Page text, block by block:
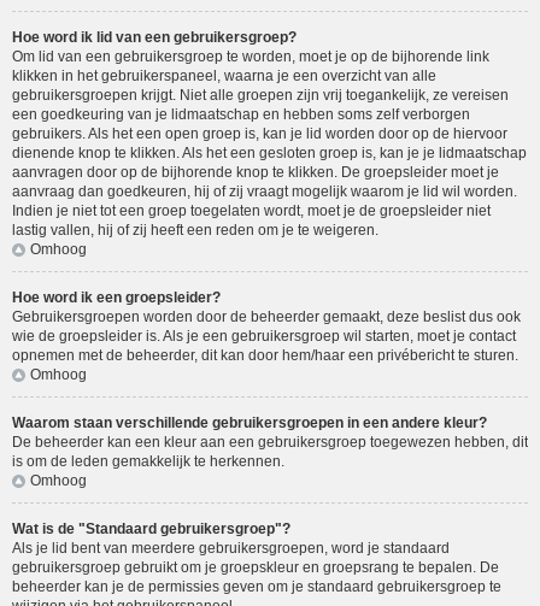
Hoe word ik lid van een gebruikersgroep?
Om lid van een gebruikersgroep te worden, moet je op de bijhorende link
klikken in het gebruikerspaneel, waarna je een overzicht van alle
gebruikersgroepen krijgt. Niet alle groepen zijn vrij toegankelijk, ze vereisen
een goedkeuring van je lidmaatschap en hebben soms zelf verborgen
gebruikers. Als het een open groep is, kan je lid worden door op de hiervoor
dienende knop te klikken. Als het een gesloten groep is, kan je je lidmaatschap
aanvragen door op de bijhorende knop te klikken. De groepsleider moet je
aanvraag dan goedkeuren, hij of zij vraagt mogelijk waarom je lid wil worden.
Indien je niet tot een groep toegelaten wordt, moet je de groepsleider niet
lastig vallen, hij of zij heeft een reden om je te weigeren.
Omhoog
Hoe word ik een groepsleider?
Gebruikersgroepen worden door de beheerder gemaakt, deze beslist dus ook
wie de groepsleider is. Als je een gebruikersgroep wil starten, moet je contact
opnemen met de beheerder, dit kan door hem/haar een privébericht te sturen.
Omhoog
Waarom staan verschillende gebruikersgroepen in een andere kleur?
De beheerder kan een kleur aan een gebruikersgroep toegewezen hebben, dit
is om de leden gemakkelijk te herkennen.
Omhoog
Wat is de "Standaard gebruikersgroep"?
Als je lid bent van meerdere gebruikersgroepen, word je standaard
gebruikersgroep gebruikt om je groepskleur en groepsrang te bepalen. De
beheerder kan je de permissies geven om je standaard gebruikersgroep te